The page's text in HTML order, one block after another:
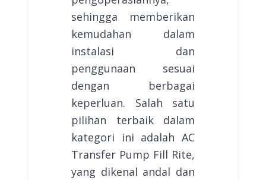
sehingga memberikan
kemudahan dalam
instalasi dan
penggunaan sesuai
dengan berbagai
keperluan. Salah satu
pilihan terbaik dalam
kategori ini adalah AC
Transfer Pump Fill Rite,
yang dikenal andal dan